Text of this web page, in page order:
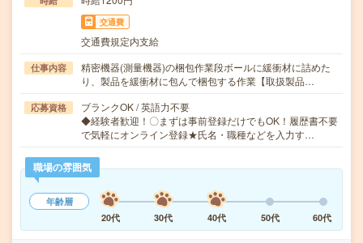
交通費
交通費規定内支給
仕事内容
精密機器(測量機器)の梱包作業段ボールに緩衝材に詰めた
り、製品を緩衝材に包んで梱包する作業【取扱製品…
応募資格
ブランクOK / 英語力不要
◆経験者歓迎！〇まずは事前登録だけでもOK！履歴書不要
で気軽にオンライン登録★氏名・職種などを入力す…
職場の雰囲気
年齢層
20代
30代 40代 50代 60代